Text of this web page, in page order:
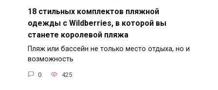
18 стильных комплектов пляжной
одежды с Wildberries, в которой вы
станете королевой пляжа
Пляж или бассейн не только место отдыха, но и
возможность
0 425